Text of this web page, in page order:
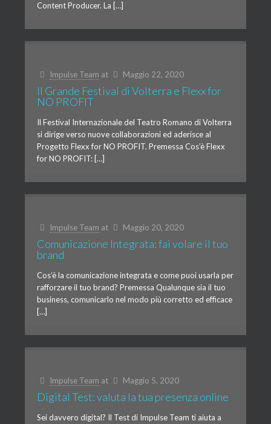
Content Producer. La […]
Impulse Team at Maggio 22, 2020
Il Grande Festival di Volterra e Flexx for
NO PROFIT
Il Festival Internazionale del Teatro Romano di Volterra
si dirige verso nuove collaborazioni ed aderisce al
Progetto Flexx for NO PROFIT. Premessa Cos’è Flexx
for NO PROFIT: […]
Impulse Team at Maggio 20, 2020
Comunicazione Integrata: fai volare il tuo
brand
Cos’è la comunicazione integrata e come puoi usarla per
rafforzare il tuo brand? Premessa Qualunque sia il tuo
business, comunicarlo nel modo più corretto ed efficace
[…]
Impulse Team at Maggio 5, 2020
Digital Test: valuta la tua presenza online
Sei davvero digital? Il Test di Impulse Team ti aiuta a